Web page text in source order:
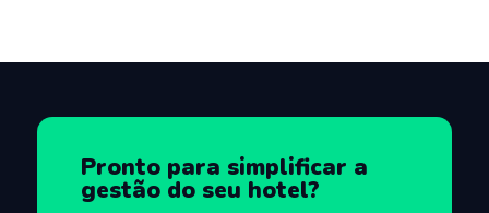
Pronto para simplificar a
gestão do seu hotel?